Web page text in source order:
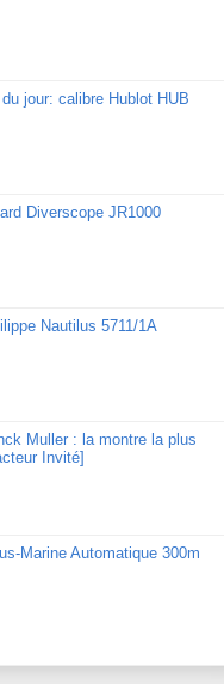
jour: calibre Hublot HUB
Diverscope JR1000
Nautilus 5711/1A
Muller : la montre la plus
Invité]
Marine Automatique 300m